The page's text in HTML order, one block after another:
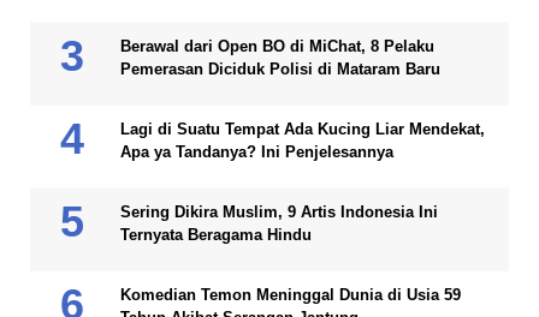
Berawal dari Open BO di MiChat, 8 Pelaku
Pemerasan Diciduk Polisi di Mataram Baru
Lagi di Suatu Tempat Ada Kucing Liar Mendekat,
Apa ya Tandanya? Ini Penjelesannya
Sering Dikira Muslim, 9 Artis Indonesia Ini
Ternyata Beragama Hindu
Komedian Temon Meninggal Dunia di Usia 59